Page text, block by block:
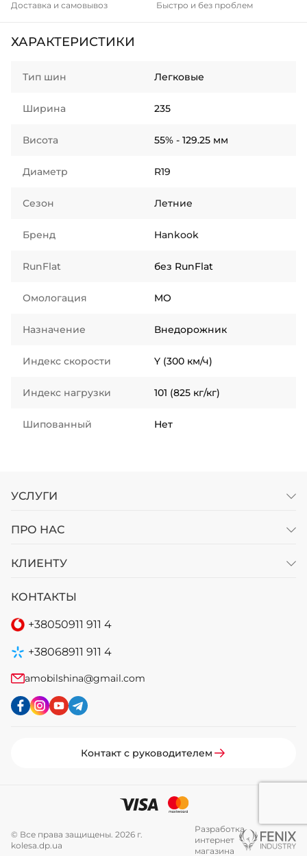
Доставка и самовывоз Быстро и без проблем
ХАРАКТЕРИСТИКИ
Тип шин Легковые
Ширина 235
Висота 55% - 129.25 мм
Диаметр R19
Сезон Летние
Бренд Hankook
RunFlat без RunFlat
Омологация MO
Назначение Внедорожник
Индекс скорости Y (300 км/ч)
Индекс нагрузки 101 (825 кг/кг)
Шипованный Нет
УСЛУГИ
ПРО НАС
КЛИЕНТУ
КОНТАКТЫ
+38050911 911 4
+38068911 911 4
amobilshina@gmail.com
Контакт с руководителем
© Все права защищены. 2026 г.
kolesa.dp.ua
Разработка
интернет
магазина